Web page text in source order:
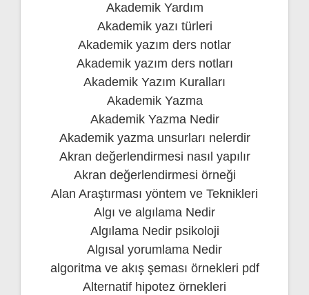
Akademik Yardım
Akademik yazı türleri
Akademik yazım ders notlar
Akademik yazım ders notları
Akademik Yazım Kuralları
Akademik Yazma
Akademik Yazma Nedir
Akademik yazma unsurları nelerdir
Akran değerlendirmesi nasıl yapılır
Akran değerlendirmesi örneği
Alan Araştırması yöntem ve Teknikleri
Algı ve algılama Nedir
Algılama Nedir psikoloji
Algısal yorumlama Nedir
algoritma ve akış şeması örnekleri pdf
Alternatif hipotez örnekleri